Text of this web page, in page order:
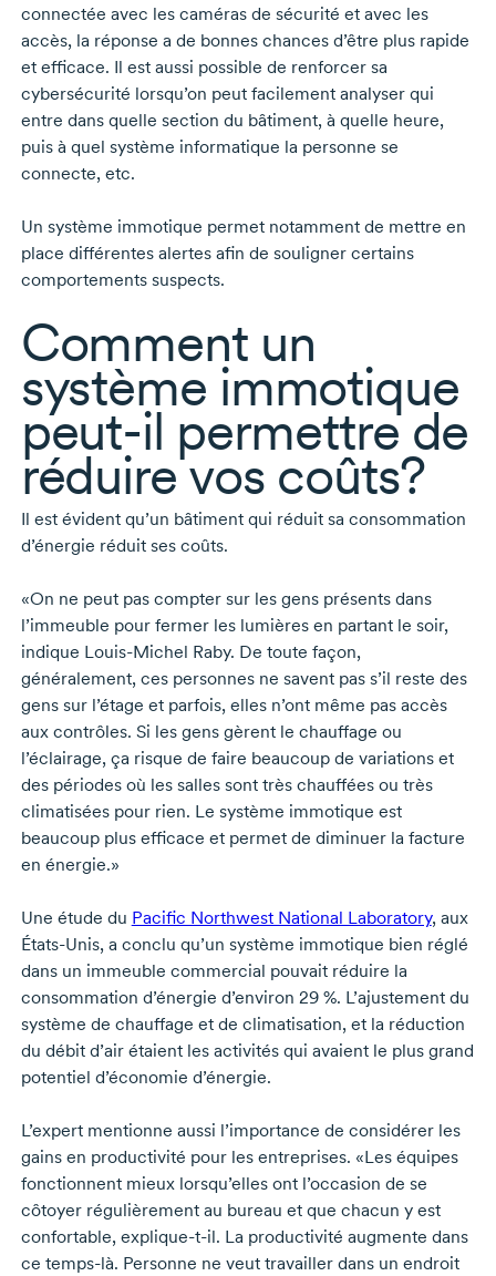
connectée avec les caméras de sécurité et avec les
accès, la réponse a de bonnes chances d’être plus rapide
et efficace. Il est aussi possible de renforcer sa
cybersécurité lorsqu’on peut facilement analyser qui
entre dans quelle section du bâtiment, à quelle heure,
puis à quel système informatique la personne se
connecte, etc.
Un système immotique permet notamment de mettre en
place différentes alertes afin de souligner certains
comportements suspects.
Comment un
système immotique
peut-il permettre de
réduire vos coûts?
Il est évident qu’un bâtiment qui réduit sa consommation
d’énergie réduit ses coûts.
«On ne peut pas compter sur les gens présents dans
l’immeuble pour fermer les lumières en partant le soir,
indique Louis-Michel Raby. De toute façon,
généralement, ces personnes ne savent pas s’il reste des
gens sur l’étage et parfois, elles n’ont même pas accès
aux contrôles. Si les gens gèrent le chauffage ou
l’éclairage, ça risque de faire beaucoup de variations et
des périodes où les salles sont très chauffées ou très
climatisées pour rien. Le système immotique est
beaucoup plus efficace et permet de diminuer la facture
en énergie.»
Une étude du Pacific Northwest National Laboratory, aux
États-Unis, a conclu qu’un système immotique bien réglé
dans un immeuble commercial pouvait réduire la
consommation d’énergie d’environ 29 %. L’ajustement du
système de chauffage et de climatisation, et la réduction
du débit d’air étaient les activités qui avaient le plus grand
potentiel d’économie d’énergie.
L’expert mentionne aussi l’importance de considérer les
gains en productivité pour les entreprises. «Les équipes
fonctionnent mieux lorsqu’elles ont l’occasion de se
côtoyer régulièrement au bureau et que chacun y est
confortable, explique-t-il. La productivité augmente dans
ce temps-là. Personne ne veut travailler dans un endroit